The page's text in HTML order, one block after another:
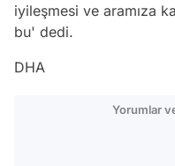
iyileşmesi ve aramıza
bu' dedi.
DHA
Yorumlar